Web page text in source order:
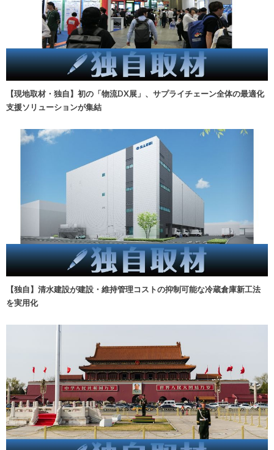
【現地取材・独自】初の「物流DX展」、サプライチェーン全体の最適化
支援ソリューションが集結
【独自】清水建設が建設・維持管理コストの抑制可能な冷蔵倉庫新工法
を実用化